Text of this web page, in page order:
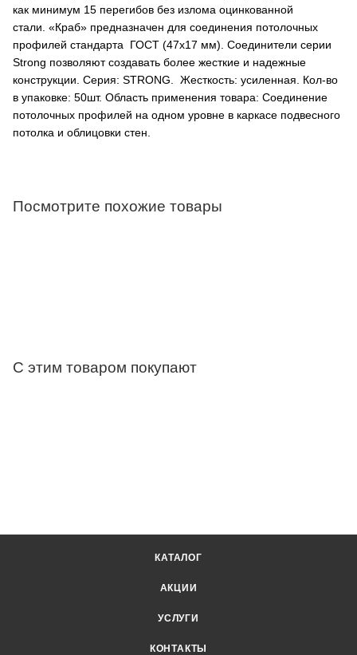
как минимум 15 перегибов без излома оцинкованной
стали. «Краб» предназначен для соединения потолочных
профилей стандарта ГОСТ (47х17 мм). Соединители серии
Strong позволяют создавать более жесткие и надежные
конструкции. Серия: STRONG. Жесткость: усиленная. Кол-во
в упаковке: 50шт. Область применения товара: Соединение
потолочных профилей на одном уровне в каркасе подвесного
потолка и облицовки стен.
Посмотрите похожие товары
С этим товаром покупают
КАТАЛОГ
АКЦИИ
УСЛУГИ
КОНТАКТЫ